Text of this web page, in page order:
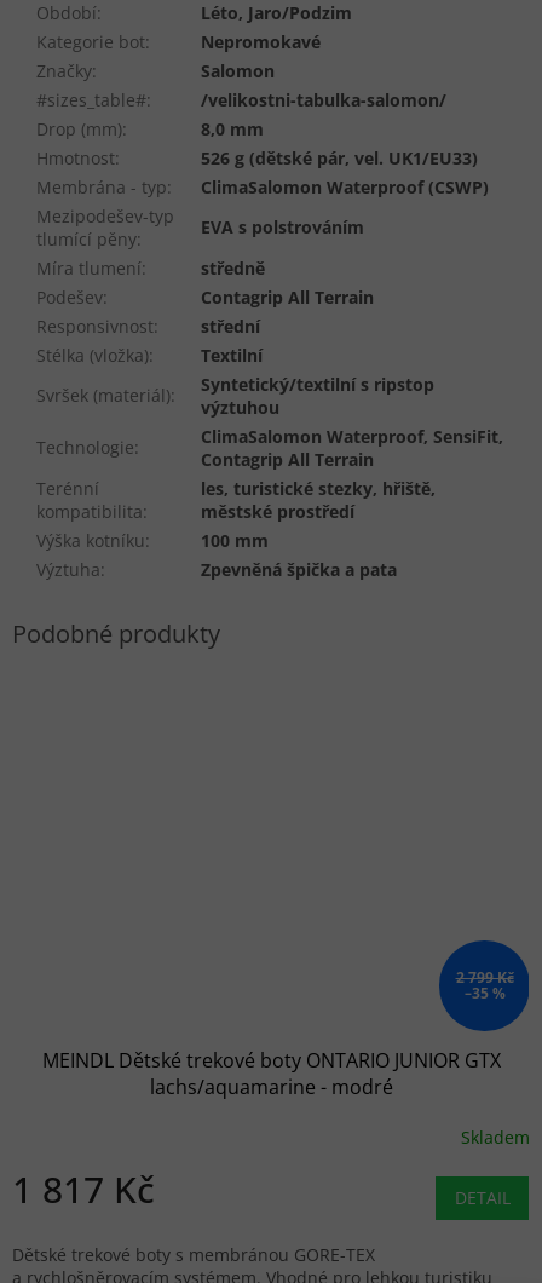
Období:
Léto, Jaro/Podzim
Kategorie bot:
Nepromokavé
Značky:
Salomon
#sizes_table#:
/velikostni-tabulka-salomon/
Drop (mm):
8,0 mm
Hmotnost:
526 g (dětské pár, vel. UK1/EU33)
Membrána - typ:
ClimaSalomon Waterproof (CSWP)
Mezipodešev-typ
tlumící pěny:
EVA s polstrováním
Míra tlumení:
středně
Podešev:
Contagrip All Terrain
Responsivnost:
střední
Stélka (vložka):
Textilní
Svršek (materiál):
Syntetický/textilní s ripstop
výztuhou
Technologie:
ClimaSalomon Waterproof, SensiFit,
Contagrip All Terrain
Terénní
kompatibilita:
les, turistické stezky, hřiště,
městské prostředí
Výška kotníku:
100 mm
Výztuha: Zpevněná špička a pata
2 799 Kč
–35 %
MEINDL Dětské trekové boty ONTARIO JUNIOR GTX
lachs/aquamarine - modré
Skladem
1 817 Kč DETAIL
Dětské trekové boty s membránou GORE-TEX
a rychlošněrovacím systémem. Vhodné pro lehkou turistiku